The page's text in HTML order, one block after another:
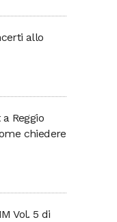
allo
Reggio
chiedere
Vol. 5 di